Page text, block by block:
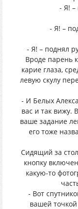
- Я! –
- Я! –
- Я! – поднял
Вроде парень
карие глаза,
левую скулу
- И Белых
вас и так вижу.
ваше задание
его тоже
Сидящий за
кнопку
какую-то
- Вот
вашей